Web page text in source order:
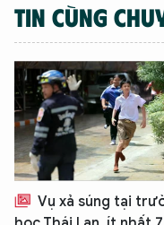
TIN CÙNG
Vụ xả súng tại